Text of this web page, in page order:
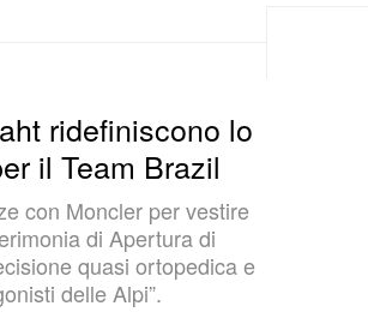
ridefiniscono lo
il Team Brazil
con Moncler per vestire
di Apertura di
quasi ortopedica e
delle Alpi”.